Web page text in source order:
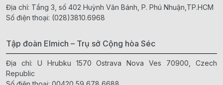
Địa chỉ: Tầng 3, số 402 Huỳnh Văn Bánh, P. Phú Nhuận,TP.HCM
Số điện thoại: (028)3810.6968
Tập đoàn Elmich – Trụ sở Cộng hòa Séc
Địa chỉ: U Hrubku 1570 Ostrava Nova Ves 70900, Czech
Republic